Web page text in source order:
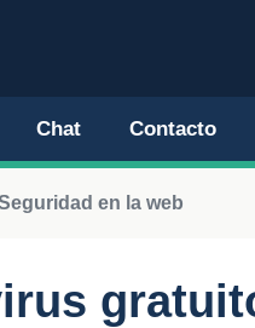
Chat Contacto
en la web